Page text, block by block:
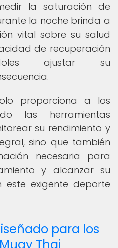
la saturación de
la noche brinda a
vital sobre su salud
de recuperación
ajustar su
proporciona a los
las herramientas
su rendimiento y
sino que también
necesaria para
y alcanzar su
este exigente deporte
para los
Thai